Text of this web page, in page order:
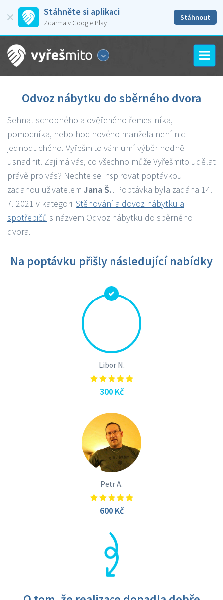
Stáhněte si aplikaci
Zdarma v Google Play
Stáhnout
Odvoz nábytku do sběrného dvora
Sehnat schopného a ověřeného řemeslníka,
pomocníka, nebo hodinového manžela není nic
jednoduchého. Vyřešmito vám umí výběr hodně
usnadnit. Zajímá vás, co všechno může Vyřešmito udělat
právě pro vás? Nechte se inspirovat poptávkou
zadanou uživatelem Jana Š. . Poptávka byla zadána 14.
7. 2021 v kategorii Stěhování a dovoz nábytku a
spotřebičů s názvem Odvoz nábytku do sběrného
dvora.
Na poptávku přišly následující nabídky
Libor N.
300 Kč
Petr A.
600 Kč